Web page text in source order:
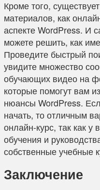
Кроме того,
материалов, как
аспекте WordPress. И
можете решить, как
Проведите быстрый
увидите множество
обучающих видео на
которые помогут вам
нюансы WordPress.
начать, то отличным
онлайн-курс, так как у
обучения и
собственные учебные
Заключение